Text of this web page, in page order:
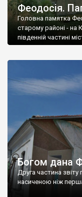
Феодосія.
Головна памятка
старому районі - на
південній частині
Богом дана
Друга частина
насиченою ніж